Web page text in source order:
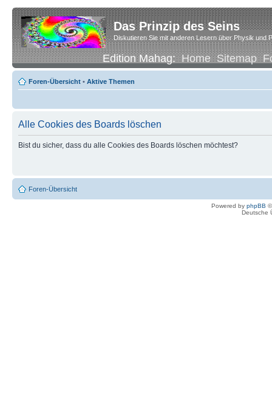
Das Prinzip des Seins
Diskutieren Sie mit anderen Lesern über Physik und
Edition Mahag:Home Sitemap
Foren-Übersicht • Aktive Themen
Alle Cookies des Boards löschen
Bist du sicher, dass du alle Cookies des Boards löschen möchtest?
Foren-Übersicht
Powered by phpBB
Deutsche